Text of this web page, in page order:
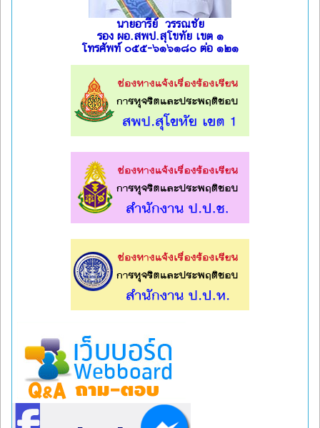
นายอารีย์ วรรณชัย
รอง ผอ.สพป.สุโขทัย เขต ๑
โทรศัพท์ ๐๕๕-๖๑๖๑๘๐ ต่อ ๑๒๑